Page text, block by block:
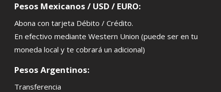
Pesos Mexicanos / USD / EURO:
Abona con tarjeta Débito / Crédito.
En efectivo mediante Western Union (puede ser en tu
moneda local y te cobrará un adicional)
Pesos Argentinos:
Transferencia